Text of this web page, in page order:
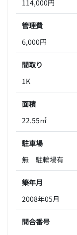
管理費
6,000円
間取り
1K
面積
22.55㎡
駐車場
無 駐輪場有
築年月
2008年05月
問合番号